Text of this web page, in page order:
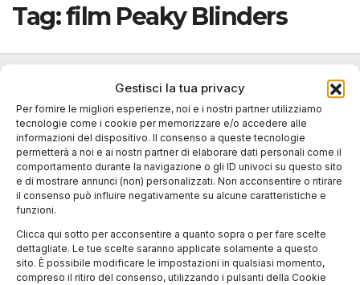
Gestisci la tua privacy
Per fornire le migliori esperienze, noi e i nostri partner utilizziamo
tecnologie come i cookie per memorizzare e/o accedere alle
informazioni del dispositivo. Il consenso a queste tecnologie
permetterà a noi e ai nostri partner di elaborare dati personali come il
comportamento durante la navigazione o gli ID univoci su questo sito
e di mostrare annunci (non) personalizzati. Non acconsentire o ritirare
il consenso può influire negativamente su alcune caratteristiche e
funzioni.
Clicca qui sotto per acconsentire a quanto sopra o per fare scelte
dettagliate. Le tue scelte saranno applicate solamente a questo
sito. È possibile modificare le impostazioni in qualsiasi momento,
compreso il ritiro del consenso, utilizzando i pulsanti della Cookie
Tag:film Peaky Blinders